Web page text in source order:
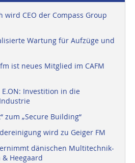
wird CEO der Compass Group
Wartung für Aufzüge und
ist neues Mitglied im CAFM
E.ON: Investition in die
zum „Secure Building“
wird zu Geiger FM
dänischen Multitechnik-
Heegaard